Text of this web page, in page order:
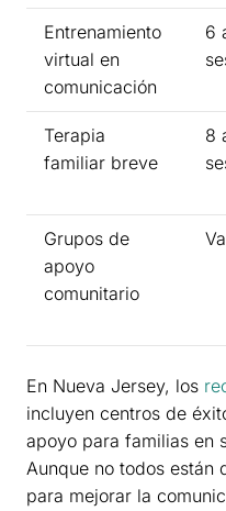
Entrenamiento
virtual en
comunicación
6
Terapia
familiar breve
8
Grupos de
apoyo
comunitario
En Nueva Jersey, los
incluyen centros de
apoyo para familias en
Aunque no todos están
para mejorar la